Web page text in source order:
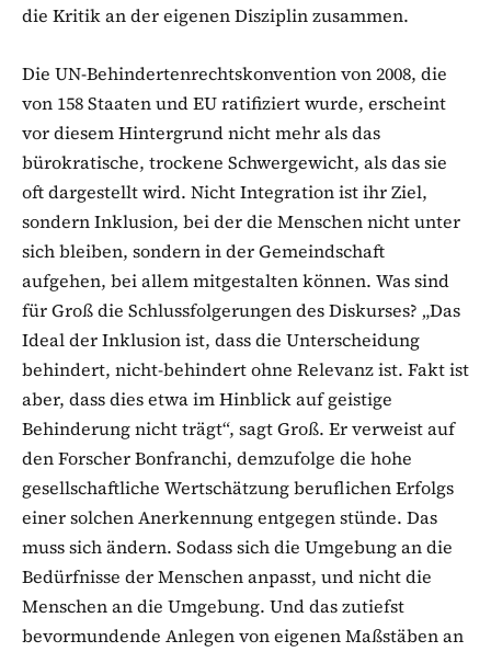
die Kritik an der eigenen Disziplin zusammen.
Die UN-Behindertenrechtskonvention von 2008, die
von 158 Staaten und EU ratifiziert wurde, erscheint
vor diesem Hintergrund nicht mehr als das
bürokratische, trockene Schwergewicht, als das sie
oft dargestellt wird. Nicht Integration ist ihr Ziel,
sondern Inklusion, bei der die Menschen nicht unter
sich bleiben, sondern in der Gemeindschaft
aufgehen, bei allem mitgestalten können. Was sind
für Groß die Schlussfolgerungen des Diskurses? „Das
Ideal der Inklusion ist, dass die Unterscheidung
behindert, nicht-behindert ohne Relevanz ist. Fakt ist
aber, dass dies etwa im Hinblick auf geistige
Behinderung nicht trägt“, sagt Groß. Er verweist auf
den Forscher Bonfranchi, demzufolge die hohe
gesellschaftliche Wertschätzung beruflichen Erfolgs
einer solchen Anerkennung entgegen stünde. Das
muss sich ändern. Sodass sich die Umgebung an die
Bedürfnisse der Menschen anpasst, und nicht die
Menschen an die Umgebung. Und das zutiefst
bevormundende Anlegen von eigenen Maßstäben an